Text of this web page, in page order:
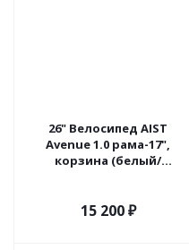
26" Велосипед AIST
Avenue 1.0 рама-17",
корзина (белый/
15 200₽